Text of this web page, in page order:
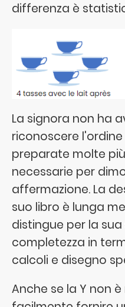
differenza è
La signora non ha
riconoscere
preparate molte
necessarie per
affermazione. La
suo libro è lunga
distingue per la
completezza in
calcoli e disegno
Anche se la Y non